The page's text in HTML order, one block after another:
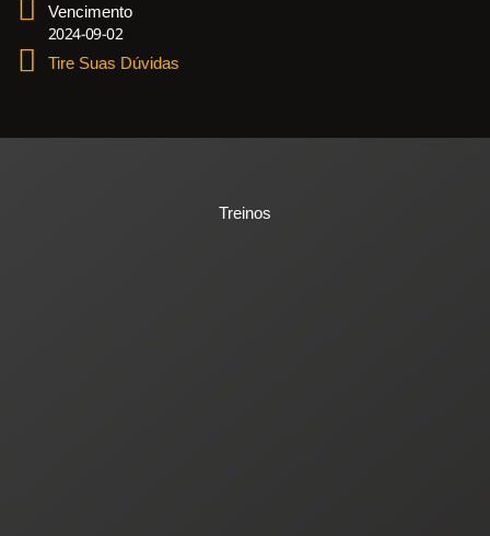
Vencimento
2024-09-02
Tire Suas Dúvidas
Treinos